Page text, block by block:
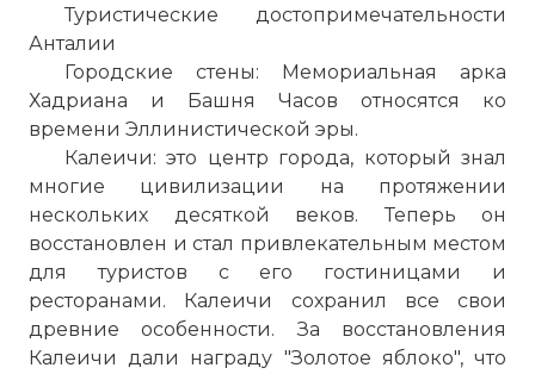
Туристические достопримечательности
Анталии
Городские стены: Мемориальная арка
Хадриана и Башня Часов относятся ко
времени Эллинистической эры.
Калеичи: это центр города, который знал
многие цивилизации на протяжении
нескольких десяткой веков. Теперь он
восстановлен и стал привлекательным местом
для туристов с его гостиницами и
ресторанами. Калеичи сохранил все свои
древние особенности. За восстановления
Калеичи дали награду "Золотое яблоко", что